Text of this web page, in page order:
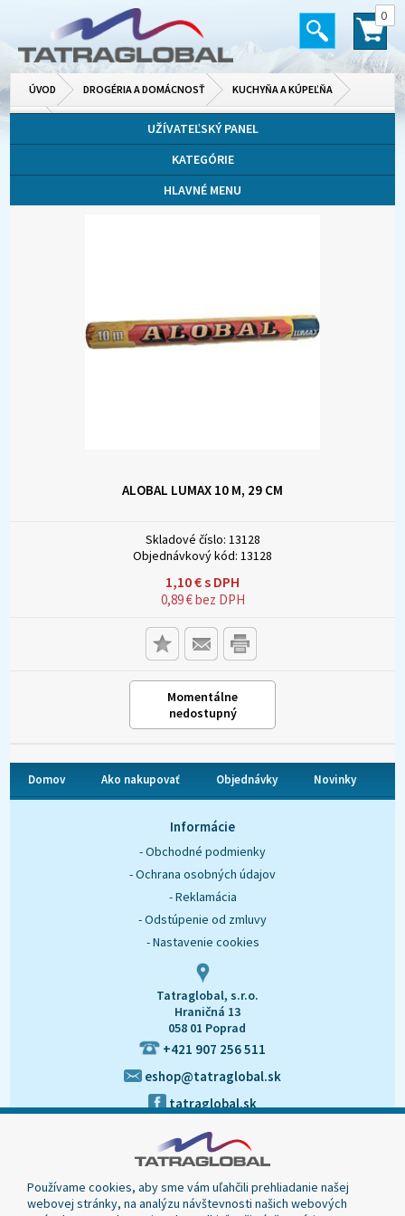
0
ÚVOD DROGÉRIA A DOMÁCNOSŤ KUCHYŇA A KÚPEĽŇA
UŽÍVATEĽSKÝ PANEL
KATEGÓRIE
HLAVNÉ MENU
ALOBAL LUMAX 10 M, 29 CM
Skladové číslo: 13128
Objednávkový kód: 13128
1,10€s DPH
0,89€bez DPH
Momentálne
nedostupný
Domov Ako nakupovať Objednávky Novinky
Informácie
- Obchodné podmienky
- Ochrana osobných údajov
- Reklamácia
- Odstúpenie od zmluvy
- Nastavenie cookies
Tatraglobal, s.r.o.
Hraničná 13
058 01 Poprad
+421 907 256 511
eshop@tatraglobal.sk
tatraglobal.sk
Používame cookies, aby sme vám uľahčili prehliadanie našej
webovej stránky, na analýzu návštevnosti našich webových